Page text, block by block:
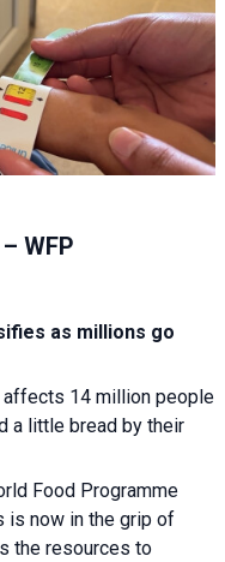
WFP
as millions go
affects 14 million people
a little bread by their
Food Programme
is now in the grip of
the resources to